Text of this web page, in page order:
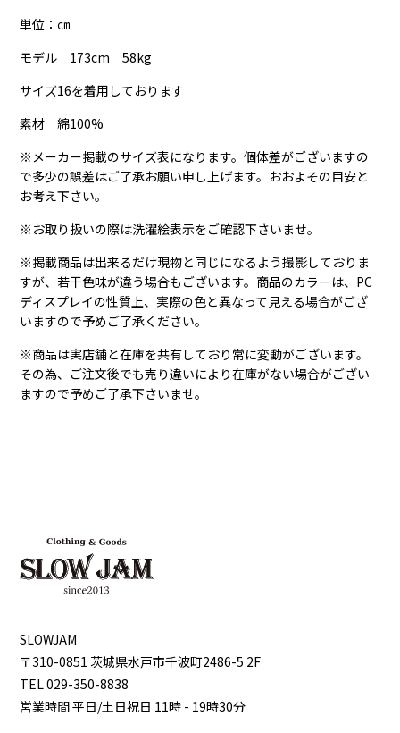
単位：㎝
モデル 173cm 58kg
サイズ16を着用しております
素材 綿100%
※メーカー掲載のサイズ表になります。個体差がございますの
で多少の誤差はご了承お願い申し上げます。おおよその目安と
お考え下さい。
※お取り扱いの際は洗濯絵表示をご確認下さいませ。
※掲載商品は出来るだけ現物と同じになるよう撮影しておりま
すが、若干色味が違う場合もございます。商品のカラーは、PC
ディスプレイの性質上、実際の色と異なって見える場合がござ
いますので予めご了承ください。
※商品は実店舗と在庫を共有しており常に変動がございます。
その為、ご注文後でも売り違いにより在庫がない場合がござい
ますので予めご了承下さいませ。
SLOWJAM
〒310-0851 茨城県⽔⼾市千波町2486-5 2F
TEL 029-350-8838
営業時間 平⽇/⼟⽇祝⽇ 11時 - 19時30分